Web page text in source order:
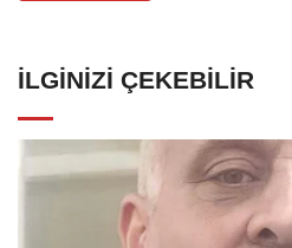
İLGINIZI ÇEKEBILIR